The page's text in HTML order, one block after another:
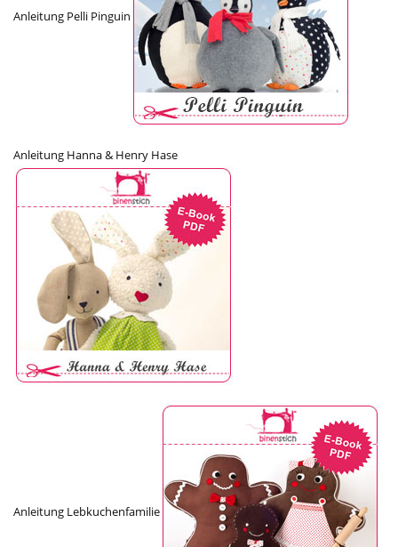
Anleitung Pelli Pinguin
Anleitung Hanna & Henry Hase
Anleitung Lebkuchenfamilie